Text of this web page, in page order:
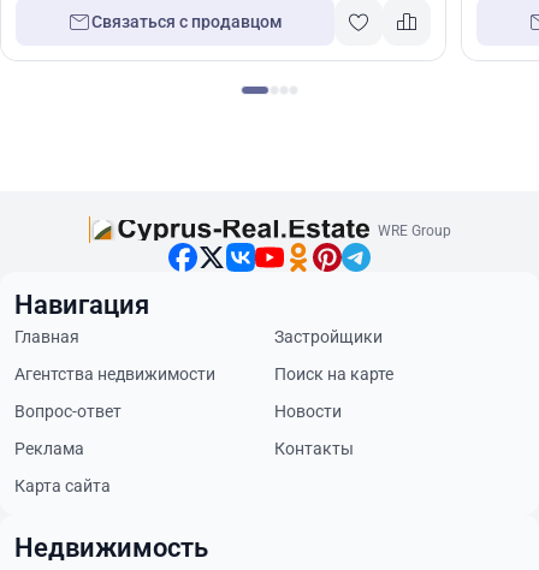
Связаться с продавцом
WRE Group
Навигация
Главная
Застройщики
Агентства недвижимости
Поиск на карте
Вопрос-ответ
Новости
Реклама
Контакты
Карта сайта
Недвижимость